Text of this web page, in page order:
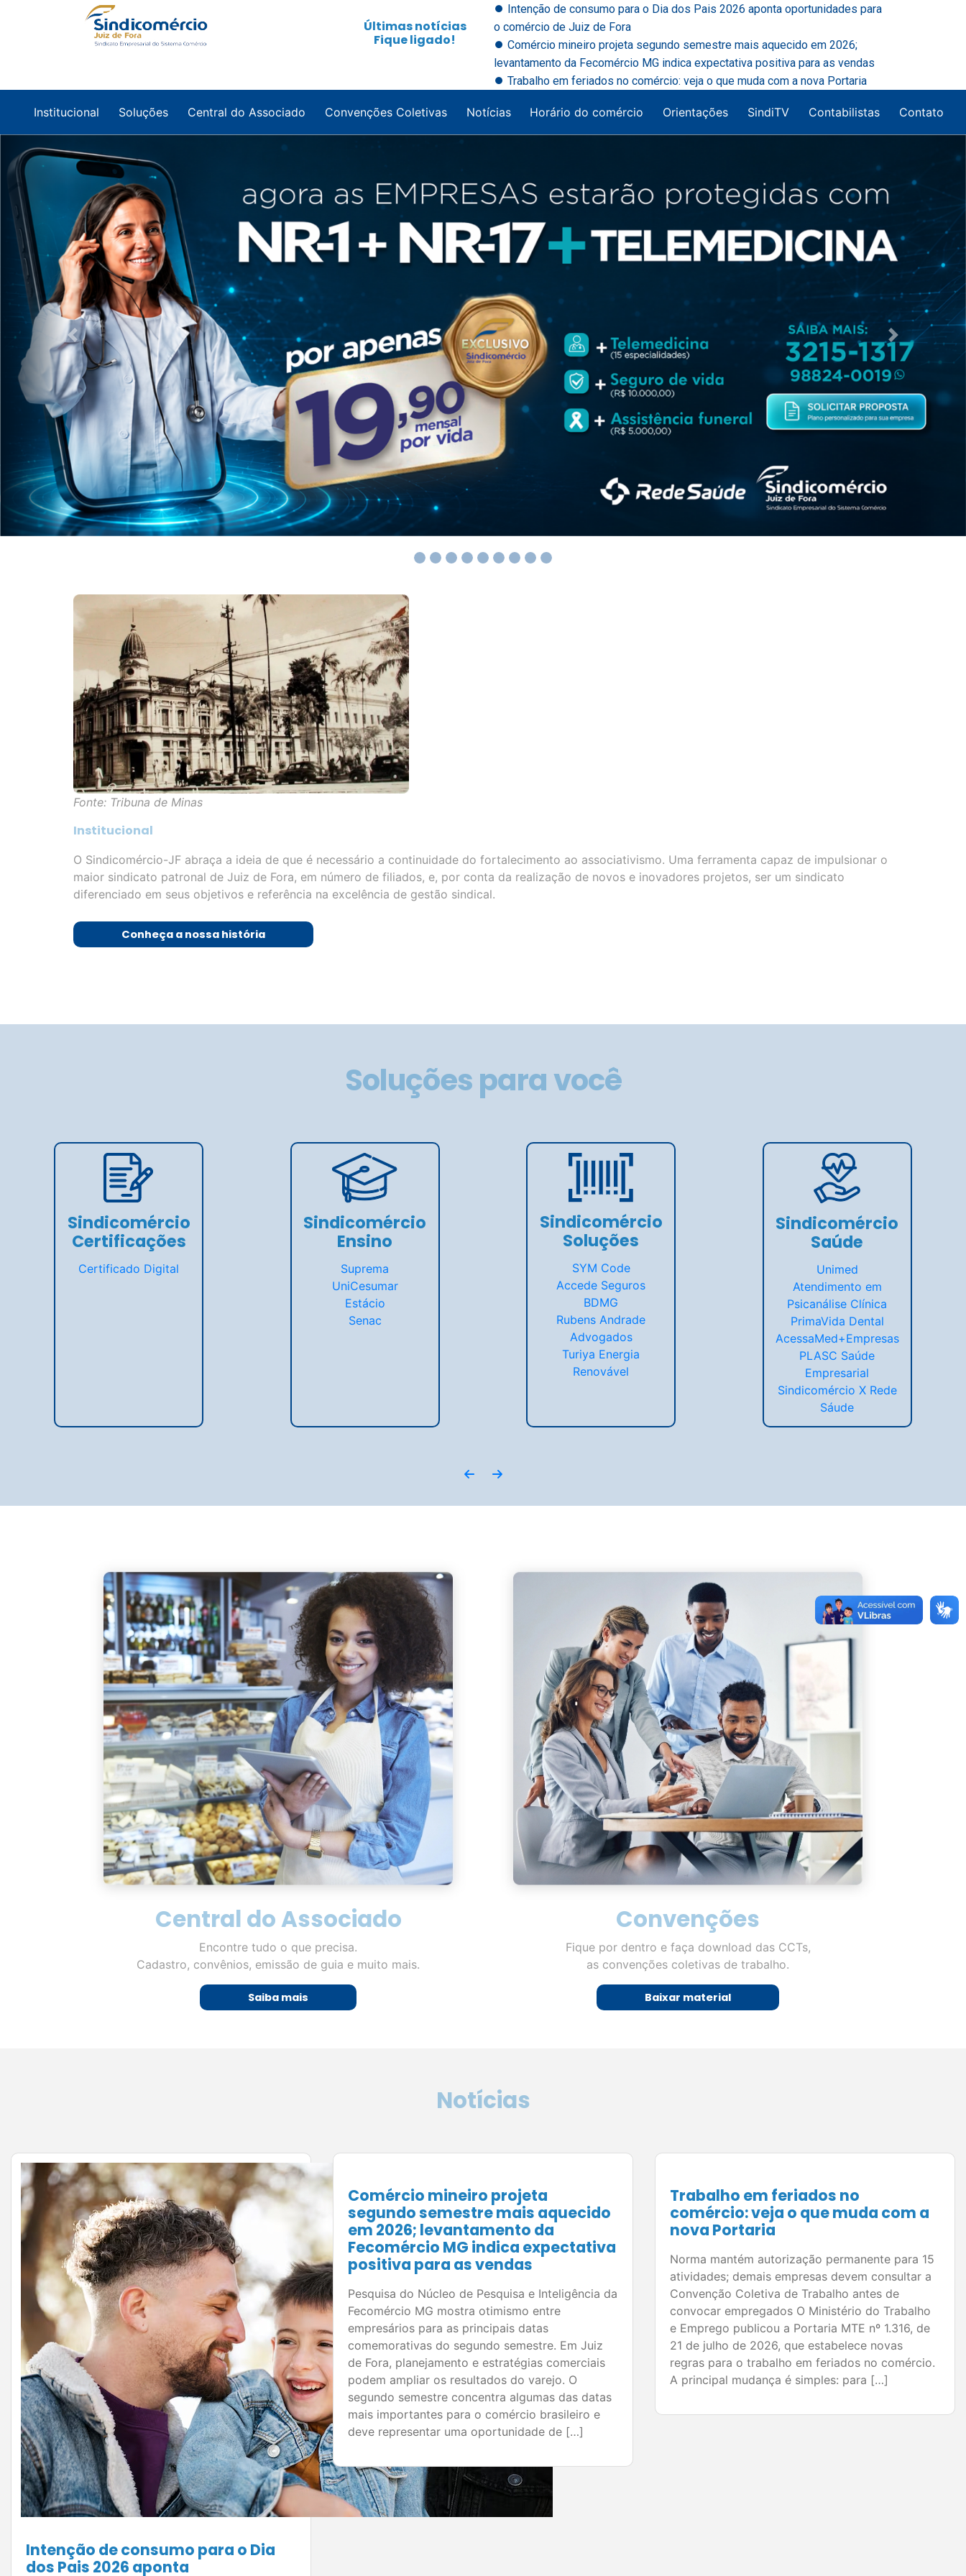
Últimas notícias
Fique ligado!
⏺ Intenção de consumo para o Dia dos Pais 2026 aponta oportunidades para
o comércio de Juiz de Fora
⏺ Comércio mineiro projeta segundo semestre mais aquecido em 2026;
levantamento da Fecomércio MG indica expectativa positiva para as vendas
⏺ Trabalho em feriados no comércio: veja o que muda com a nova Portaria
Institucional Soluções Central do Associado Convenções Coletivas Notícias Horário do comércio Orientações SindiTV Contabilistas Contato
Anterior Próximo
Fonte: Tribuna de Minas
Institucional
O Sindicomércio-JF abraça a ideia de que é necessário a continuidade do fortalecimento ao associativismo. Uma ferramenta capaz de impulsionar o
maior sindicato patronal de Juiz de Fora, em número de filiados, e, por conta da realização de novos e inovadores projetos, ser um sindicato
diferenciado em seus objetivos e referência na excelência de gestão sindical.
Conheça a nossa história
Soluções para você
Sindicomércio
Certificações
Certificado Digital
Sindicomércio
Ensino
Suprema
UniCesumar
Estácio
Senac
Sindicomércio
Soluções
SYM Code
Accede Seguros
BDMG
Rubens Andrade
Advogados
Turiya Energia
Renovável
Sindicomércio
Saúde
Unimed
Atendimento em
Psicanálise Clínica
PrimaVida Dental
AcessaMed+Empresas
PLASC Saúde
Empresarial
Sindicomércio X Rede
Sáude
Central do Associado
Encontre tudo o que precisa.
Cadastro, convênios, emissão de guia e muito mais.
Saiba mais
Convenções
Fique por dentro e faça download das CCTs,
as convenções coletivas de trabalho.
Baixar material
Notícias
Expectativa para o Dia dos Pais
2026 anima o comércio mineiro e
abre oportunidades para
empresários de Juiz de Fora
Pesquisa do Núcleo de Pesquisa & Inteligência da
Fecomércio MG aponta expectativa positiva para
as vendas, com destaque para roupas, kits de
presentes e compras concentradas na semana
da data. O Dia dos Pais segue como uma das
principais datas comemorativas para o varejo
brasileiro e deve movimentar significativamente
o comércio em 2026. Pesquisa realizada […]
Julho é o momento de planejar:
como preparar sua empresa para
vender mais no segundo semestre
de 2026
Com datas estratégicas como Dia dos Pais,
Black Friday e Natal no horizonte, planejamento
é o principal aliado dos empresários do
comércio de Juiz de Fora para aumentar as
vendas e melhorar os resultados. O segundo
semestre concentra algumas das datas mais
importantes para o varejo e representa uma
grande oportunidade para empresários
ampliarem o […]
O pós-venda que gera novas
vendas: como fidelizar clientes e
aumentar o faturamento no
Empresários precisam criar relacionamentos
duradouros para estimular novas compras e
fortalecer seus negócios Atrair clientes é um
desafio constante para qualquer empresa. Por
isso, cada vez mais empresas têm investido em
estratégias de pós-venda para aumentar a
fidelização, gerar recompra e fortalecer sua
relevante para o comércio de […]